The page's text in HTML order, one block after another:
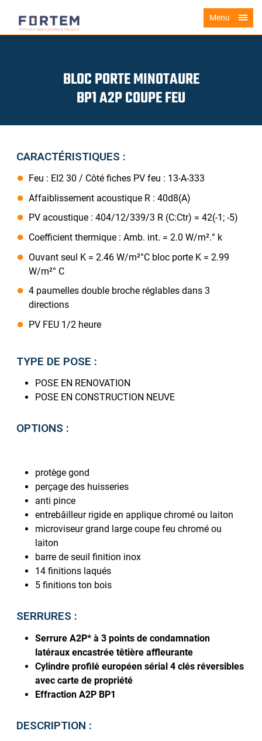
Menu
BLOC PORTE MINOTAURE
BP1 A2P COUPE FEU
CARACTÉRISTIQUES :
Feu : EI2 30 / Côté fiches PV feu : 13-A-333
Affaiblissement acoustique R : 40d8(A)
PV acoustique : 404/12/339/3 R (C:Ctr) = 42(-1; -5)
Coefficient thermique : Amb. int. = 2.0 W/m².° k
Ouvant seul K = 2.46 W/m²°C bloc porte K = 2.99
W/m²° C
4 paumelles double broche réglables dans 3
directions
PV FEU 1/2 heure
TYPE DE POSE :
POSE EN RENOVATION
POSE EN CONSTRUCTION NEUVE
OPTIONS :
protège gond
perçage des huisseries
anti pince
entrebâilleur rigide en applique chromé ou laiton
microviseur grand large coupe feu chromé ou
laiton
barre de seuil finition inox
14 finitions laqués
5 finitions ton bois
SERRURES :
Serrure A2P* à 3 points de condamnation
latéraux encastrée têtière affleurante
Cylindre profilé européen sérial 4 clés réversibles
avec carte de propriété
Effraction A2P BP1
DESCRIPTION :